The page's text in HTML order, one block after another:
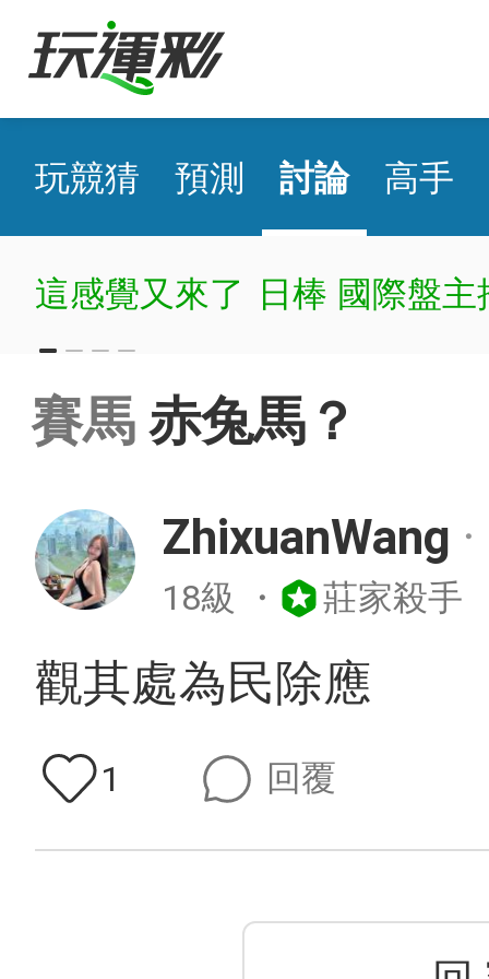
玩競猜 預測 討論 高手
主推近21日過20
賽馬 赤兔馬？
ZhixuanWang ・
18級 ・ 莊家殺手
觀其處為民除應
1 回覆